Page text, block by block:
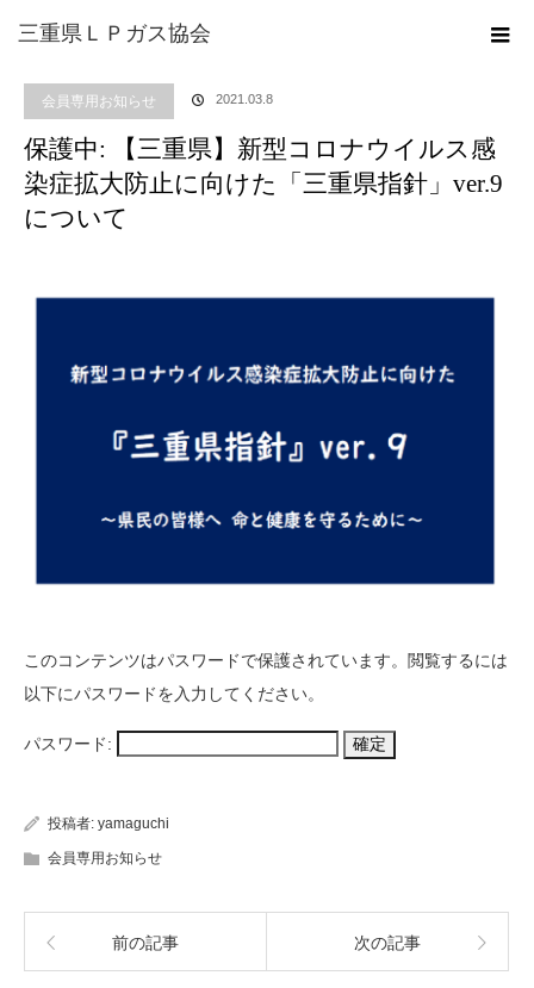
三重県ＬＰガス協会
ブログ
会員専用お知らせ 保護中: 【三重県】新型コロナウイルス感
会員専用お知らせ 2021.03.8
保護中: 【三重県】新型コロナウイルス感
染症拡大防止に向けた「三重県指針」ver.9
について
このコンテンツはパスワードで保護されています。閲覧するには
以下にパスワードを入力してください。
パスワード:
投稿者: yamaguchi
会員専用お知らせ
前の記事 次の記事